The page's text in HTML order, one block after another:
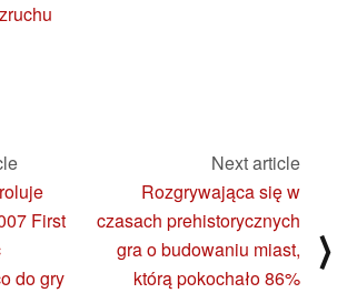
First
do gry
Next article
Rozgrywająca się w
czasach prehistorycznych
gra o budowaniu miast,
którą pokochało 86%
⟩